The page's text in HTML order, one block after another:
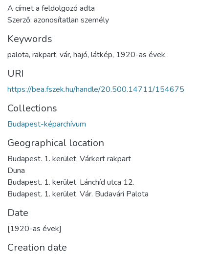
A címet a feldolgozó adta
Szerző: azonosítatlan személy
Keywords
palota, rakpart, vár, hajó, látkép, 1920-as évek
URI
https://bea.fszek.hu/handle/20.500.14711/154675
Collections
Budapest-képarchívum
Geographical location
Budapest. 1. kerület. Várkert rakpart
Duna
Budapest. 1. kerület. Lánchíd utca 12.
Budapest. 1. kerület. Vár. Budavári Palota
Date
[1920-as évek]
Creation date